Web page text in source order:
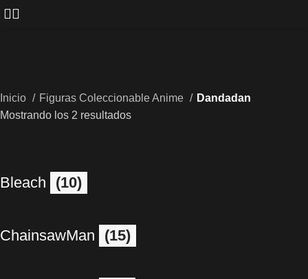
Inicio Figuras Coleccionable Anime
Dandadan
Mostrando los 2 resultados
Bleach (10)
ChainsawMan (15)